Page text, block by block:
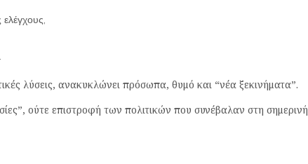
λύσεις, ανακυκλώνει πρόσωπα, θυμό και “νέα ξεκινήματα”.
ούτε επιστροφή των πολιτικών που συνέβαλαν στη σημερινή